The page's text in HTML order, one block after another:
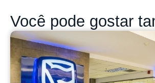
Você pode gostar